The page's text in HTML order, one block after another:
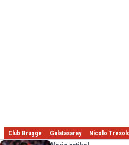
Club Brugge Galatasaray Nicolo